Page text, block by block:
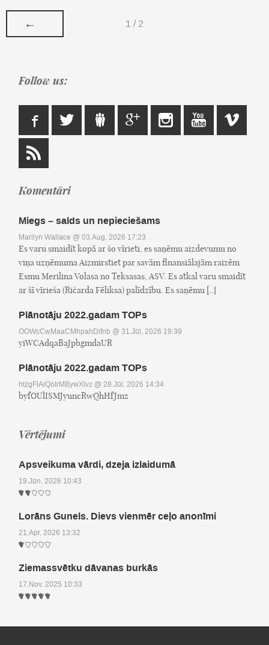
← 1 / 2
Follow us:
Komentāri
Miegs – salds un nepieciešams
Marilyn Wallace @ 03.Aug, 2026 17:23
Es varu smaidīt kopā ar šo vīrieti, es saņēmu aizdevumu no
viņa uzņēmuma Aizmirstiet par savām finansiālajām raizēm
Esmu Merilina Volasa no Teksasas, ASV. Es atkal varu smaidīt
ar šī vīrieša (Ričarda Fēliksa) palīdzību. Es saņēmu [..]
Plānotāju 2022.gadam TOPs
OOWcCwMaaCMhpahDifnb @ 31.Jūl, 2026 19:39
yiWCAdqaBaJpbgmdaUR
Plānotāju 2022.gadam TOPs
htzgFIAiQoIrMBywXlvz @ 28.Jūl, 2026 14:34
byfOUlISMJyuncRwQhHfJmz
Vērtējumi
Apsveikuma vārdi, dzeja izlaidumā
19.Jūn, 2026 10:43
Lorāns Gunels. Dievs vienmēr ceļo anonīmi
21.Apr, 2026 13:32
Ziemassvētku dāvanas burkās
17.Nov, 2025 10:33